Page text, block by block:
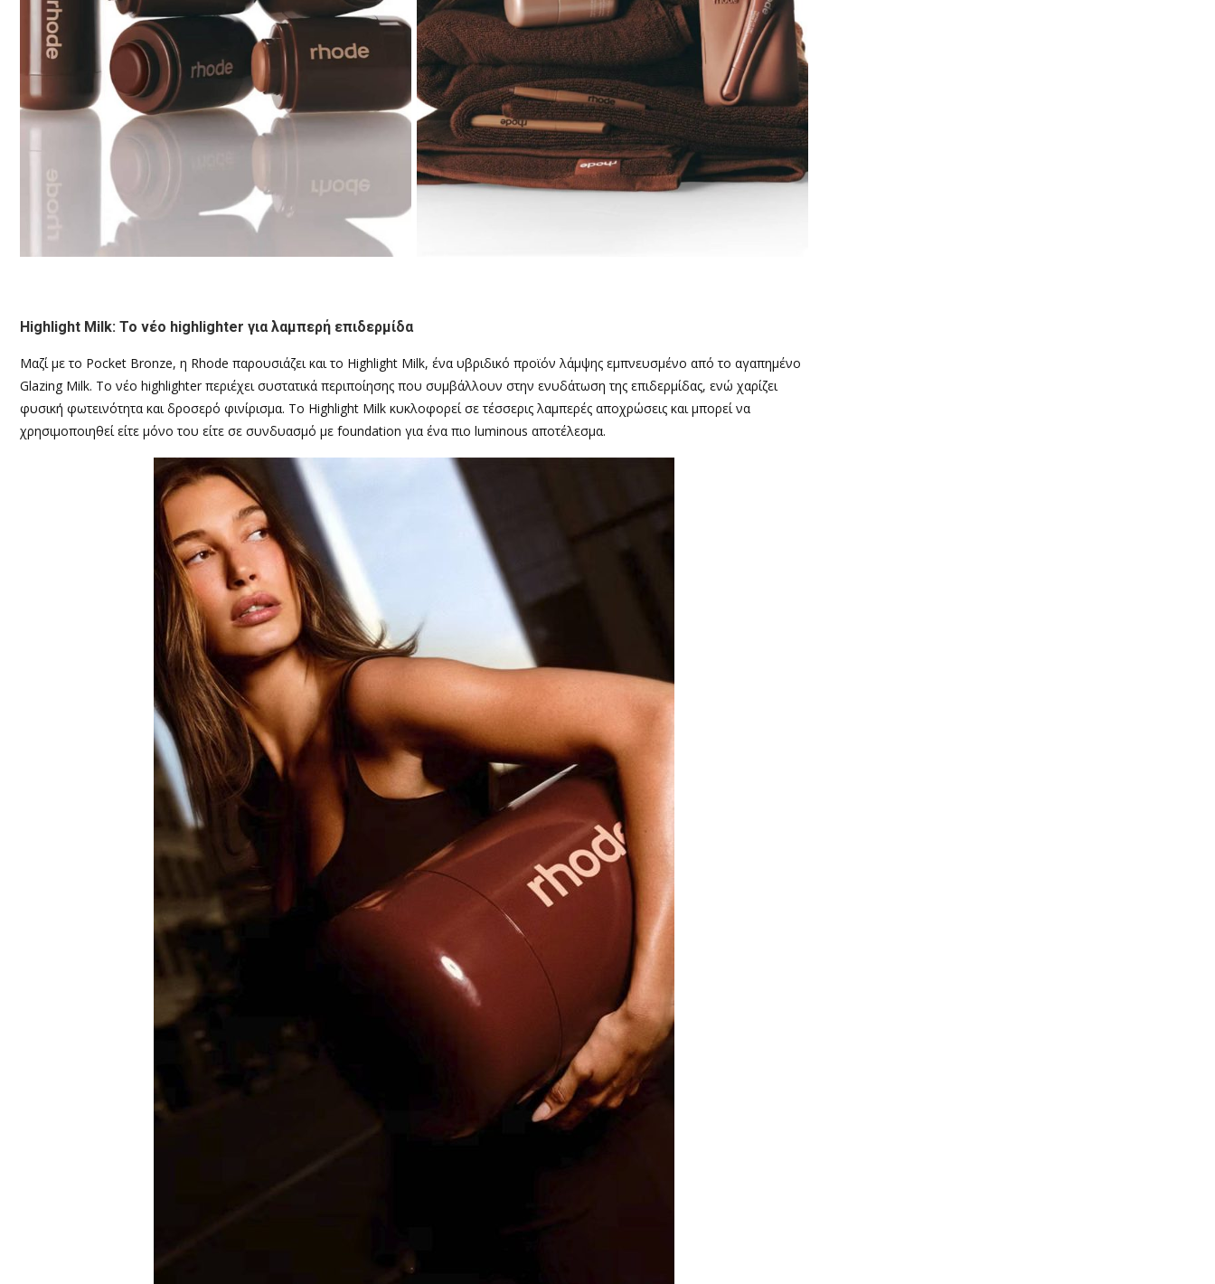
Highlight Milk: Το νέο highlighter για λαμπερή επιδερμίδα
Μαζί με το Pocket Bronze, η Rhode παρουσιάζει και το Highlight Milk, ένα υβριδικό προϊόν λάμψης εμπνευσμένο από το αγαπημένο
Glazing Milk. Το νέο highlighter περιέχει συστατικά περιποίησης που συμβάλλουν στην ενυδάτωση της επιδερμίδας, ενώ χαρίζει
φυσική φωτεινότητα και δροσερό φινίρισμα. Το Highlight Milk κυκλοφορεί σε τέσσερις λαμπερές αποχρώσεις και μπορεί να
χρησιμοποιηθεί είτε μόνο του είτε σε συνδυασμό με foundation για ένα πιο luminous αποτέλεσμα.